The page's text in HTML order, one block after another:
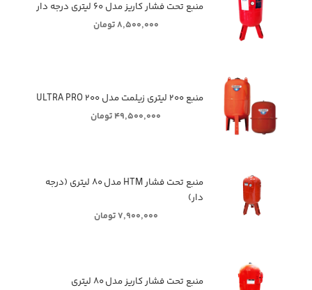
منبع تحت فشار کاریز مدل ۶۰ لیتری درجه دار
۸,۵۰۰,۰۰۰ تومان
منبع ۲۰۰ لیتری زیلمت مدل ULTRA PRO ۲۰۰
۴۹,۵۰۰,۰۰۰ تومان
منبع تحت فشار HTM مدل ۸۰ لیتری (درجه
دار)
۷,۹۰۰,۰۰۰ تومان
منبع تحت فشار کاریز مدل ۸۰ لیتری